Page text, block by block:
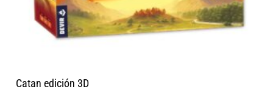
Catan edición 3D